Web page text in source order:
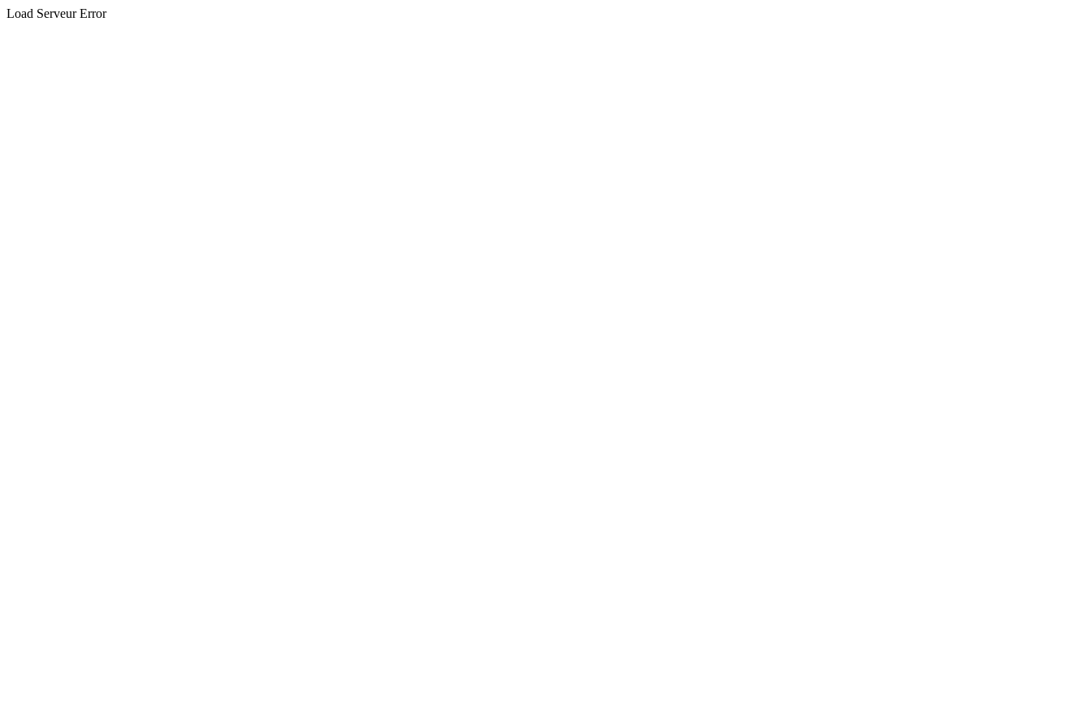
Load Serveur Error